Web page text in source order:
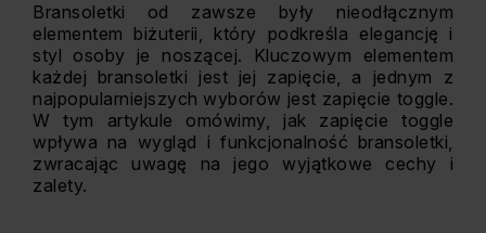
Bransoletki od zawsze były nieodłącznym
elementem biżuterii, który podkreśla elegancję i
styl osoby je noszącej. Kluczowym elementem
każdej bransoletki jest jej zapięcie, a jednym z
najpopularniejszych wyborów jest zapięcie toggle.
W tym artykule omówimy, jak zapięcie toggle
wpływa na wygląd i funkcjonalność bransoletki,
zwracając uwagę na jego wyjątkowe cechy i
zalety.